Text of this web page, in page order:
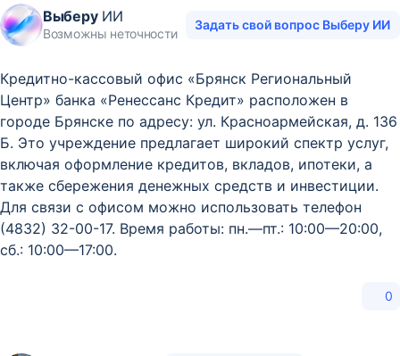
ВыберуИИ
Возможны неточности
Задать свой вопрос Выберу ИИ
Кредитно-кассовый офис «Брянск Региональный
Центр» банка «Ренессанс Кредит» расположен в
городе Брянске по адресу: ул. Красноармейская, д. 136
Б. Это учреждение предлагает широкий спектр услуг,
включая оформление кредитов, вкладов, ипотеки, а
также сбережения денежных средств и инвестиции.
Для связи с офисом можно использовать телефон
(4832) 32-00-17. Время работы: пн.—пт.: 10:00—20:00,
сб.: 10:00—17:00.
0